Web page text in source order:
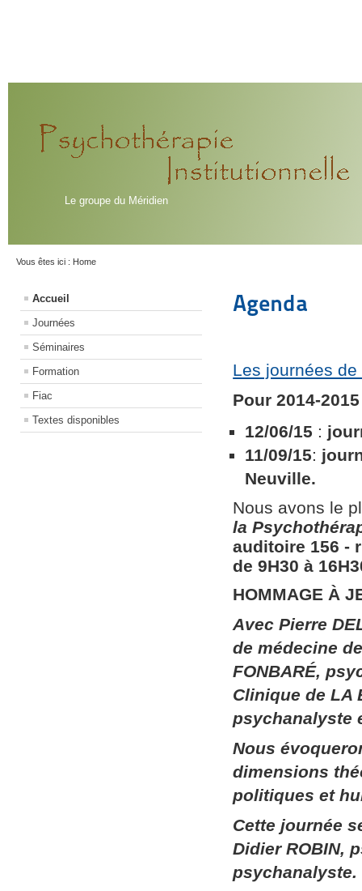
Le groupe du Méridien
Vous êtes ici : Home
Accueil
Journées
Séminaires
Formation
Fiac
Textes disponibles
Agenda
Les journées
Pour 2014-
12/06/15 :
11/09/15:
Neuville.
Nous avons le
la
auditoire 156​ ​-
de 9H30 à
HOMMAGE À
Avec Pierre
de médecine
FONBARÉ,
Clinique de LA
psychanalyste
Nous
dimensions
politiques et
Cette journée
Didier ROBIN,
psychanalyste.